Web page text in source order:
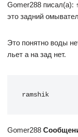
Gomer288 писал(а):
это задний
Это понятно воды
льет а на зад нет.
ramshik
Gomer288